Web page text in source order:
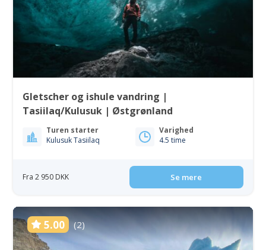
Gletscher og ishule vandring |
Tasiilaq/Kulusuk | Østgrønland
Turen starter
Kulusuk Tasiilaq
Varighed
4.5 time
Fra 2 950 DKK Se mere
5.00 (2)